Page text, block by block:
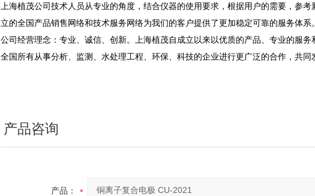
上海植茂公司技术人员从专业的角度，结合仪器的使用要求，根据用户的需要，参
立的全国产品销售网络和技术服务网络为我们的客户提供了更加稳定可靠的服务体系
公司经营理念：专业、诚信、创新。上海植茂自成立以来以优质的产品、专业的服
全国所有从事分析、监测、水处理工程、环保、科技的企业进行更广泛的合作，共同
产品咨询
产品：